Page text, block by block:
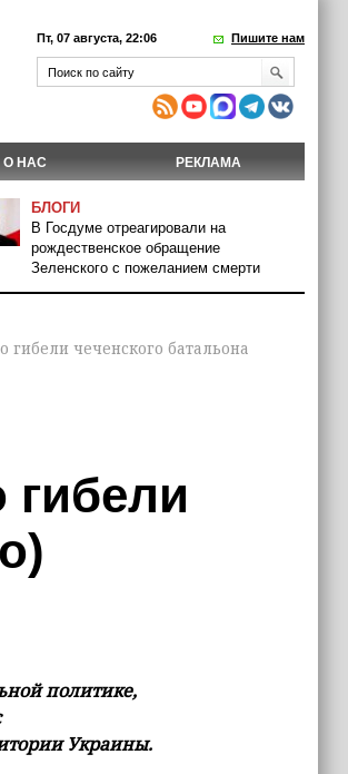
Пт, 07 августа, 22:06 Пишите нам
О НАС РЕКЛАМА
БЛОГИ
В Госдуме отреагировали на
рождественское обращение
Зеленского с пожеланием смерти
чеченского батальона
гибели
политике,
Украины.